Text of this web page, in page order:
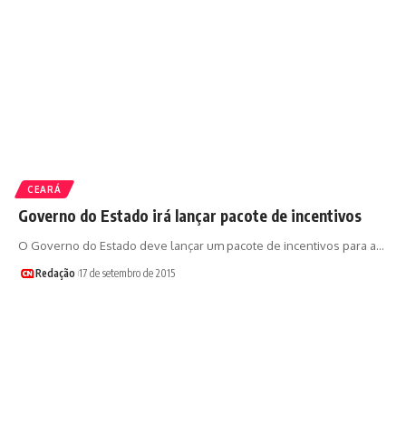
CEARÁ
Governo do Estado irá lançar pacote de incentivos
O Governo do Estado deve lançar um pacote de incentivos para a…
Redação 17 de setembro de 2015